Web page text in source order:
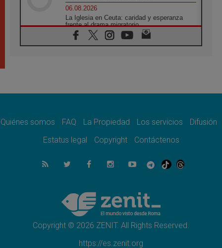
06.08.2026
La Iglesia en Ceuta: caridad y esperanza
frente al drama migratorio
06.08.2026
La visita del Papa a Perú será un tiempo de
06.08.2026
05.08.2026
sociedad necesita el mensaje del Evangelio
Santa María la Mayor, Makrickas: La gracia
de Dios desciende sobre el mundo
Cristianos y confucianos: Respeto y
sabiduría para afrontar los urgentes desafíos
de hoy
Quiénes somos FAQ La Propiedad Los servicios
Difusión
Estatus legal
Copyright Contáctenos
Copyright © 2026 ZENIT. All Rights Reserved.
https://es.zenit.org